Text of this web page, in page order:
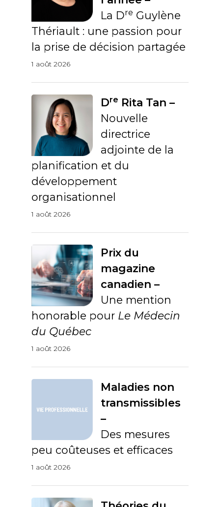
La Dre Guylène
Thériault : une passion pour
la prise de décision partagée
1 août 2026
Dre Rita Tan –
Nouvelle
directrice
adjointe de la
planification et du
développement
organisationnel
1 août 2026
Prix du
magazine
canadien –
Une mention
honorable pour Le Médecin
du Québec
1 août 2026
Maladies non
transmissibles
–
Des mesures
peu coûteuses et efficaces
1 août 2026